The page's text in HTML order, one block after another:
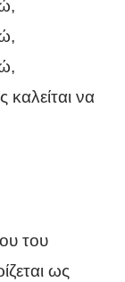
καλείται να
του
ως